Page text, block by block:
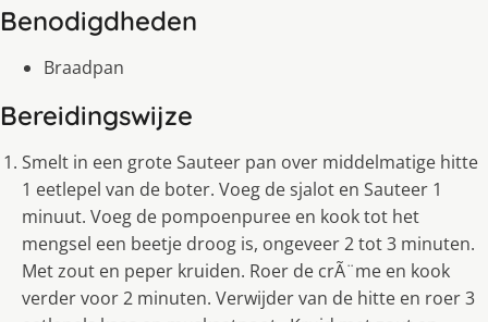
Benodigdheden
Braadpan
Bereidingswijze
Smelt in een grote Sauteer pan over middelmatige hitte
1 eetlepel van de boter. Voeg de sjalot en Sauteer 1
minuut. Voeg de pompoenpuree en kook tot het
mengsel een beetje droog is, ongeveer 2 tot 3 minuten.
Met zout en peper kruiden. Roer de crÃ¨me en kook
verder voor 2 minuten. Verwijder van de hitte en roer 3